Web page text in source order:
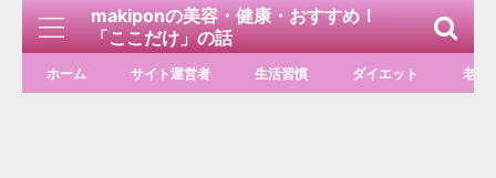
makiponの美容・健康・おすすめ！
「ここだけ」の話
ホーム サイト運営者 生活習慣 ダイエット 老化